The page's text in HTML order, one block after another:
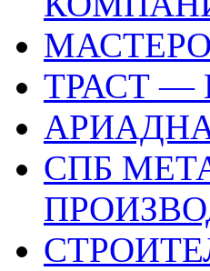
ТРАСТ —
СПБ